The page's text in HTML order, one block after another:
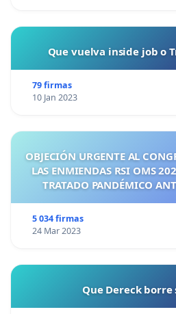
Que vuelva inside job o
79 firmas
10 Jan 2023
OBJECIÓN URGENTE AL
LAS ENMIENDAS RSI OMS
TRATADO PANDÉMICO
5 034 firmas
24 Mar 2023
Que Dereck borre